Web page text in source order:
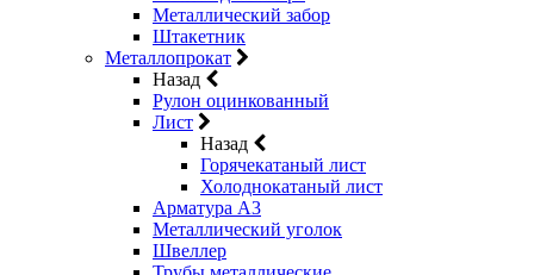
Металлический забор
Штакетник
Металлопрокат
Назад
Рулон оцинкованный
Лист
Назад
Горячекатаный лист
Холоднокатаный лист
Арматура А3
Металлический уголок
Швеллер